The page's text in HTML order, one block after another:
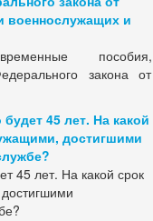
военнослужащих и
пособия,
закона от
45 лет. На какой
достигшими
45 лет. На какой срок